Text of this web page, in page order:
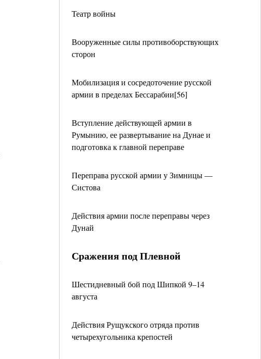
Театр войны
Вооруженные силы противоборствующих
сторон
Мобилизация и сосредоточение русской
армии в пределах Бессарабии[56]
Вступление действующей армии в
Румынию, ее развертывание на Дунае и
подготовка к главной переправе
Переправа русской армии у Зимницы —
Систова
Действия армии после переправы через
Дунай
Сражения под Плевной
Шестидневный бой под Шипкой 9–14
августа
Действия Рущукского отряда против
четырехугольника крепостей